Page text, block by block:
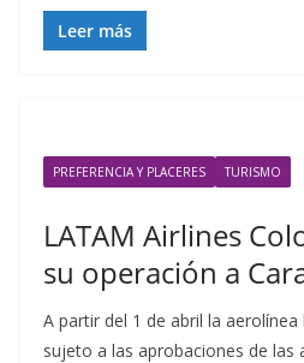
Leer más
PREFERENCIA Y PLACERES TURISMO
LATAM Airlines
su operación a
A partir del 1 de abril la
sujeto a las aprobaciones de las